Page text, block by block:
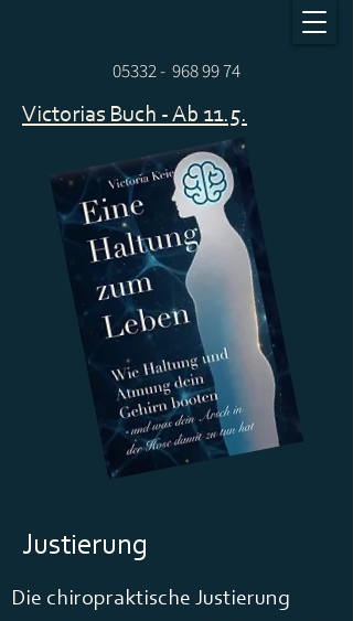
05332 - 968 99 74
Victorias Buch - Ab 11.5.
Justierung
Die chiropraktische Justierung